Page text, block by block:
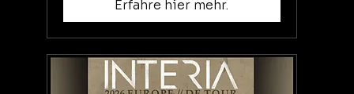
Erfahre hier mehr.